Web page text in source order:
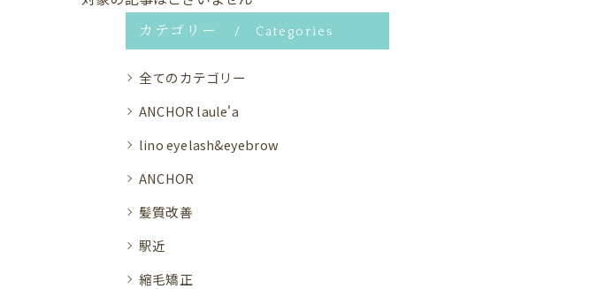
カテゴリー Categories
全てのカテゴリー
ANCHOR laule'a
lino eyelash&eyebrow
ANCHOR
髪質改善
駅近
縮毛矯正